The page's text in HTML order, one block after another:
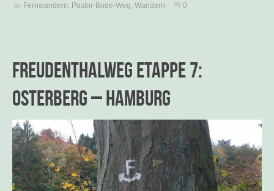
Fernwandern, Pastor-Bode-Weg, Wandern 0
Freudenthalweg Etappe 7:
Osterberg – Hamburg